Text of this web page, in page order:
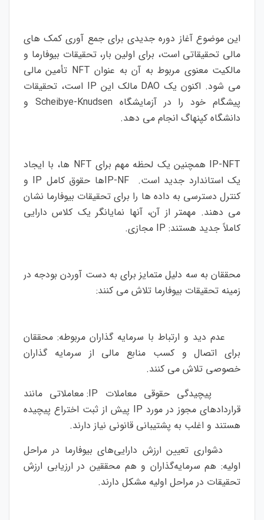
این موضوع آغاز دوره جدیدی برای جمع آوری کمک های
مالی تحقیقاتی است، برای اولین بار، تحقیقات بیوفارما و
مالکیت معنوی مربوط به آن به عنوان NFT تأمین مالی
می شود. اکنون یک DAO مالک این IP است، تحقیقات
پیشگام خود را در آزمایشگاه Scheibye-Knudsen و
دانشگاه کپنهاگ انجام می دهد.
IP-NFT همچنین یک لحظه مهم برای NFT ها، با ایجاد
یک استاندارد جدید است. IP-NFها حقوق کامل IP و
کنترل دسترسی به داده ها را برای تحقیقات بیوفارما نشان
می دهند. مهمتر از آن، آنها نمایانگر یک کلاس دارایی
کاملاً جدید هستند: IP مجازی.
محققان به سه دلیل متمایز برای به دست آوردن بودجه در
زمینه تحقیقات بیوفارما تلاش می کنند:
عدم دید و ارتباط با سرمایه گذاران مربوطه: محققان
برای اتصال و کسب منابع مالی از سرمایه گذاران
خصوصی تلاش می کنند.
پیچیدگی حقوقی معاملات IP: معاملاتی مانند
قراردادهای مجوز در مورد IP پیش از ثبت اختراع پیچیده
هستند و اغلب به پشتیبانی قانونی نیاز دارند.
دشواری تعیین ارزش دارایی‌های بیوفارما در مراحل
اولیه: هم سرمایه‌گذاران و هم محققین در ارزیابی ارزش
تحقیقات در مراحل اولیه مشکل دارند.